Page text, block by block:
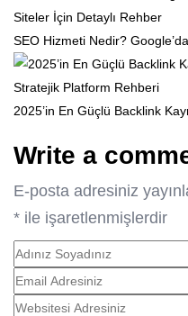
SEO Hizmeti Nedir?
2025’in En Güçlü Backlink
Write a
E-posta adresiniz
* ile işaretlenmişlerdir